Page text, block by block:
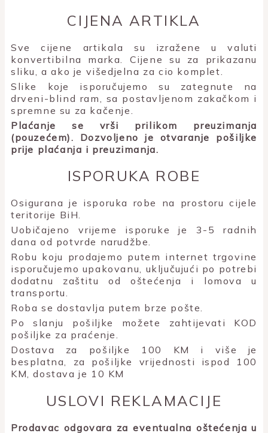
CIJENA ARTIKLA
Sve cijene artikala su izražene u valuti
konvertibilna marka. Cijene su za prikazanu
sliku, a ako je višedjelna za cio komplet.
Slike koje isporučujemo su zategnute na
drveni-blind ram, sa postavljenom zakačkom i
spremne su za kačenje.
Plaćanje se vrši prilikom preuzimanja
(pouzećem). Dozvoljeno je otvaranje pošiljke
prije plaćanja i preuzimanja.
ISPORUKA ROBE
Osigurana je isporuka robe na prostoru cijele
teritorije BiH.
Uobičajeno vrijeme isporuke je 3-5 radnih
dana od potvrde narudžbe.
Robu koju prodajemo putem internet trgovine
isporučujemo upakovanu, uključujući po potrebi
dodatnu zaštitu od oštećenja i lomova u
transportu.
Roba se dostavlja putem brze pošte.
Po slanju pošiljke možete zahtijevati KOD
pošiljke za praćenje.
Dostava za pošiljke 100 KM i više je
besplatna, za pošiljke vrijednosti ispod 100
KM, dostava je 10 KM
USLOVI REKLAMACIJE
Prodavac odgovara za eventualna oštećenja u